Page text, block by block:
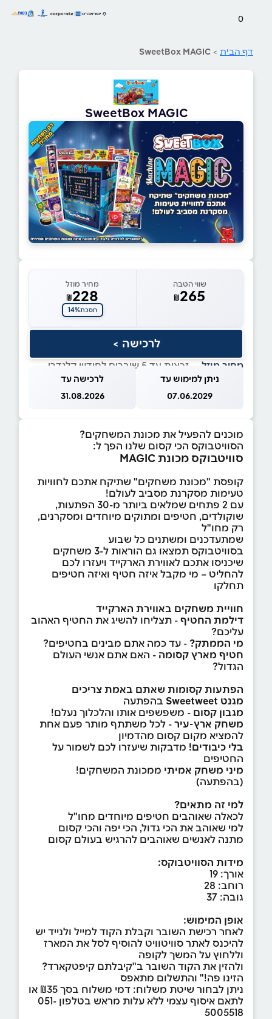
0
דף הבית >
SweetBox MAGIC
SweetBox MAGIC
שווי הטבה
₪265
מחיר מוזל
₪228
חסכת14%
לרכישה >
מחיר מוזל — זכאות עד 5 שוברים לחודש קלנדרי
ניתן למימוש עד
07.06.2029
לרכישה עד
31.08.2026
מוכנים להפעיל את מכונת המשחקים?
הסוויטבוקס הכי קסום שלנו הפך ל:
סוויטבוקס מכונת MAGIC
קופסת "מכונת משחקים" שתיקח אתכם לחוויות
טעימות מסקרנת מסביב לעולם!
עם 2 פתחים שמלאים ביותר מ-30 הפתעות,
שוקולדים, חטיפים ומתוקים מיוחדים ומסקרנים,
רק מחו"ל
שמתעדכנים ומשתנים כל שבוע
בסוויטבוקס תמצאו גם הוראות ל-3 משחקים
שיכניסו אתכם לאווירת הארקייד ויעזרו לכם
להחליט – מי מקבל איזה חטיף ואיזה חטיפים
תחלקו
חוויית משחקים באווירת הארקייד
דילמת החטיף - תצליחו להשיג את החטיף האהוב
עליכם?
מי הממתק? - עד כמה אתם מבינים בחטיפים?
חטיף מארץ קסומה - האם אתם אנשי העולם
הגדול?
הפתעות קסומות שאתם באמת צריכים
מגנט Sweetweet
בהפתעה
מגבון קסום - משפשפים אותו והלכלוך נעלם!
משחק ארץ-עיר - לכל משתתף מותר פעם אחת
להמציא מקום קסום מהדמיון
בלי כיבודים! מדבקות שיעזרו לכם לשמור על
החטיפים
מיני משחק אמיתי ממכונת המשחקים!
(בהפתעה)
למי זה מתאים?
לכאלה שאוהבים חטיפים מיוחדים מחו"ל
למי שאוהב את הכי גדול, הכי יפה והכי קסום
מתנה לאנשים שאוהבים להרגיש בעולם קסום
מידות הסוויטבוקס:
אורך: 19
רוחב: 28
גובה: 37
אופן המימוש:
לאחר רכישת השובר וקבלת הקוד למייל ולנייד יש
להיכנס לאתר סוויטוויט להוסיף לסל את המארז
וללחוץ על המשך לקופה
ולהזין את הקוד השובר ב"קיבלתם קיפטקארד?
הזינו פה!" והתשלום מתאפס
ניתן לבחור שיטת משלוח: דמי משלוח בסך ₪35 או
לתאם איסוף עצמי ללא עלות מראש בטלפון 051-
5005518